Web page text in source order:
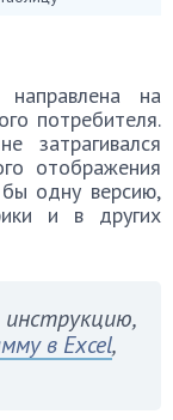
на
потребителя.
затрагивался
отображения
одну версию,
и в других
в Excel,